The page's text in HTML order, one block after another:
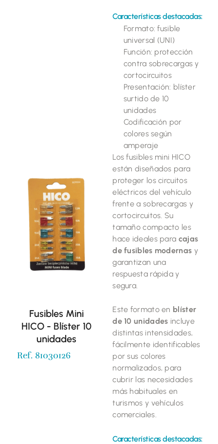
Características destacadas:
Formato: fusible
universal (UNI)
Función: protección
contra sobrecargas y
cortocircuitos
Presentación: blíster
surtido de 10
unidades
Codificación por
colores según
amperaje
Fusibles Mini
HICO - Blíster 10
unidades
Ref. 81030126
Los fusibles mini HICO
están diseñados para
proteger los circuitos
eléctricos del vehículo
frente a sobrecargas y
cortocircuitos. Su
tamaño compacto les
hace ideales para cajas
de fusibles modernas y
garantizan una
respuesta rápida y
segura.
Este formato en blíster
de 10 unidades incluye
distintas intensidades,
fácilmente identificables
por sus colores
normalizados, para
cubrir las necesidades
más habituales en
turismos y vehículos
comerciales.
Características destacadas: